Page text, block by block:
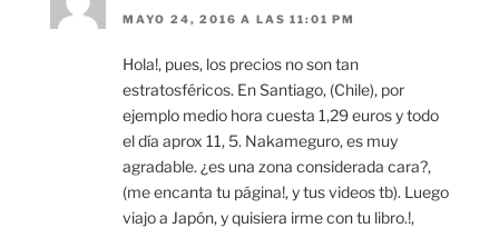
MAYO 24, 2016 A LAS 11:01 PM
Hola!, pues, los precios no son tan
estratosféricos. En Santiago, (Chile), por
ejemplo medio hora cuesta 1,29 euros y todo
el día aprox 11, 5. Nakameguro, es muy
agradable. ¿es una zona considerada cara?,
(me encanta tu página!, y tus videos tb). Luego
viajo a Japón, y quisiera irme con tu libro.!,